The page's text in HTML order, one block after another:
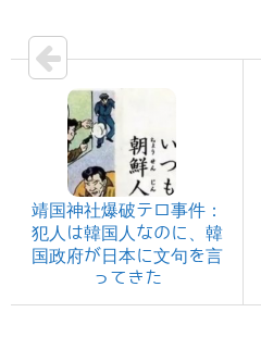
靖国神社爆破テロ事件：
犯人は韓国人なのに、韓
国政府が日本に文句を言
ってきた